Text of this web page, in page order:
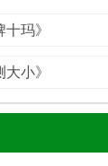
玛》
小》